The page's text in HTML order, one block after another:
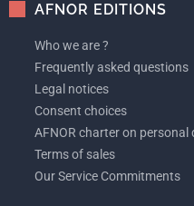
AFNOR EDITIONS
Who we are ?
Frequently asked questions
Legal notices
Consent choices
AFNOR charter on personal
Terms of sales
Our Service Commitments